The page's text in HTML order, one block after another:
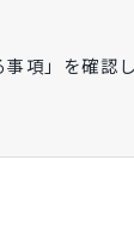
項」を確認し